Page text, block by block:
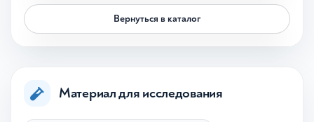
Вернуться в каталог
Материал для исследования